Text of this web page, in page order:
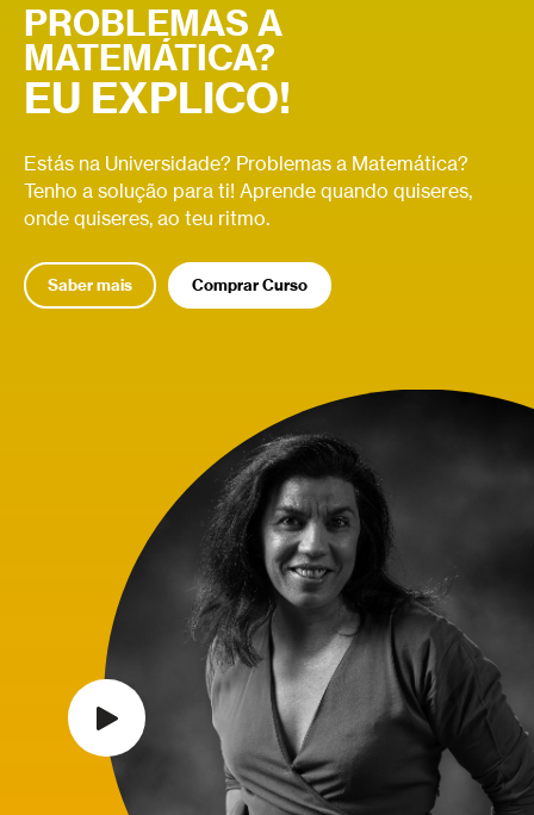
PROBLEMAS A
MATEMÁTICA?
EU EXPLICO!
Estás na Universidade? Problemas a Matemática?
Tenho a solução para ti! Aprende quando quiseres,
onde quiseres, ao teu ritmo.
Saber mais Comprar Curso